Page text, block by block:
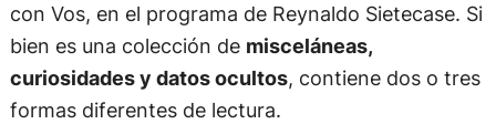
con Vos, en el programa de Reynaldo Sietecase. Si
bien es una colección de misceláneas,
curiosidades y datos ocultos, contiene dos o tres
formas diferentes de lectura.